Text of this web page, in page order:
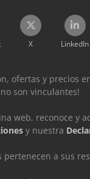
X LinkedIn
ofertas y precios
son vinculantes!
web, reconoce y
y nuestra
pertenecen a sus